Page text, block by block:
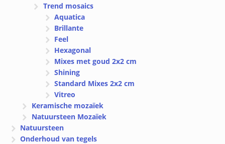
Trend mosaics
Aquatica
Brillante
Feel
Hexagonal
Mixes met goud 2x2 cm
Shining
Standard Mixes 2x2 cm
Vitreo
Keramische mozaïek
Natuursteen Mozaïek
Natuursteen
Onderhoud van tegels